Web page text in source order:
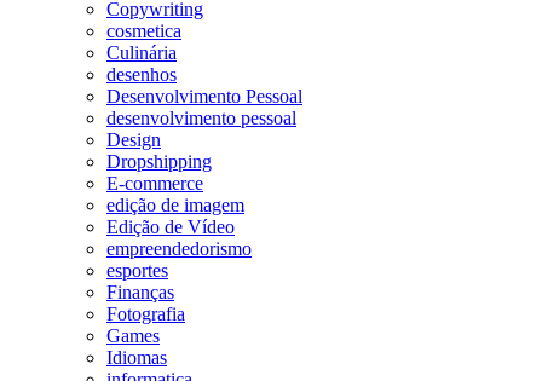
Copywriting
cosmetica
Culinária
desenhos
Desenvolvimento Pessoal
desenvolvimento pessoal
Design
Dropshipping
E-commerce
edição de imagem
Edição de Vídeo
empreendedorismo
esportes
Finanças
Fotografia
Games
Idiomas